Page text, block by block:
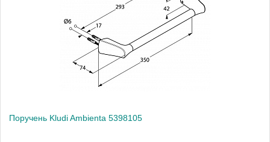
Поручень Kludi Ambienta 5398105